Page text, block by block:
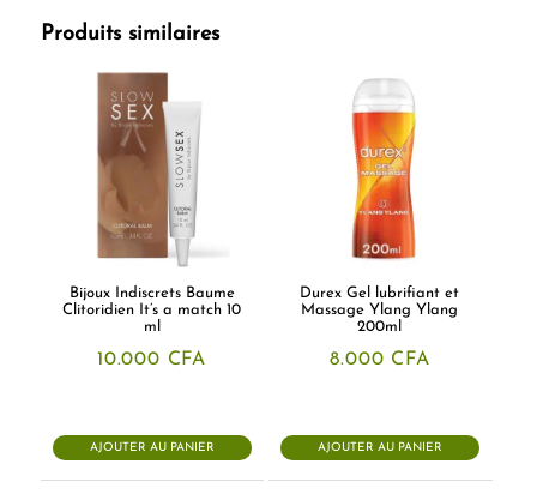
Produits similaires
Bijoux Indiscrets Baume
Clitoridien It’s a match 10
ml
10.000 CFA
AJOUTER AU PANIER
Durex Gel lubrifiant et
Massage Ylang Ylang
200ml
8.000 CFA
AJOUTER AU PANIER